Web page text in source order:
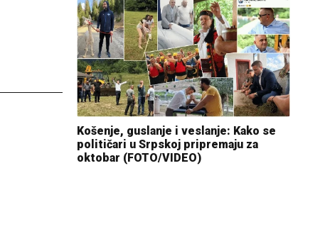
Košenje, guslanje i veslanje: Kako se
političari u Srpskoj pripremaju za
oktobar (FOTO/VIDEO)